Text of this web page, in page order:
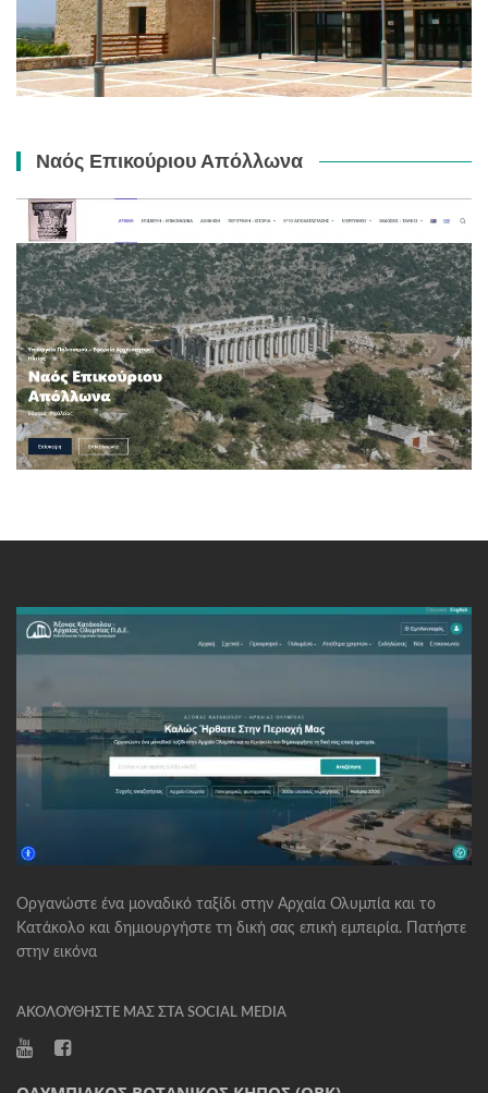
Ναός Επικούριου Απόλλωνα
Οργανώστε ένα μοναδικό ταξίδι στην Αρχαία Ολυμπία και το
Κατάκολο και δημιουργήστε τη δική σας επική εμπειρία. Πατήστε
στην εικόνα
ΑΚΟΛΟΥΘΉΣΤΕ ΜΑΣ ΣΤΑ SOCIAL MEDIA